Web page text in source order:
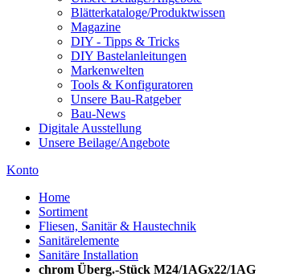
Blätterkataloge/Produktwissen
Magazine
DIY - Tipps & Tricks
DIY Bastelanleitungen
Markenwelten
Tools & Konfiguratoren
Unsere Bau-Ratgeber
Bau-News
Digitale Ausstellung
Unsere Beilage/Angebote
Konto
Home
Sortiment
Fliesen, Sanitär & Haustechnik
Sanitärelemente
Sanitäre Installation
chrom Überg.-Stück M24/1AGx22/1AG